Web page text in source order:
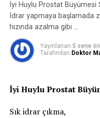
İyi Huylu Prostat Büyümesi
İdrar yapmaya başlamada
hızında azalma gibi …
Yayınlanan 5 sene
Tarafından Doktor
İyi Huylu Prostat
Sık idrar çıkma,